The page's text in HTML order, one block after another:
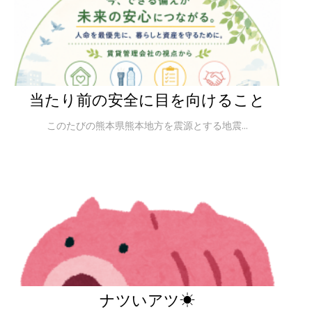
当たり前の安全に目を向けること
このたびの熊本県熊本地方を震源とする地震...
ナツいアツ☀